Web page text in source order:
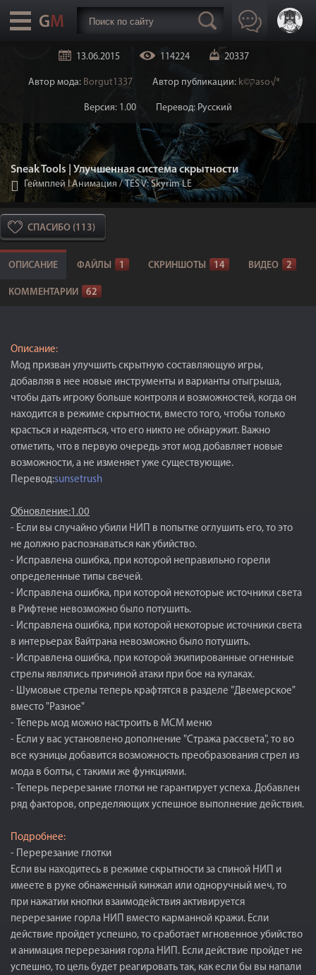
13.06.2015 114224 20337
Автор мода: Borgut1337 Автор публикации: k©קaso√®
Версия: 1.00 Перевод: Русский
Sneak Tools | Улучшенная система скрытности
Геймплей I Анимация /TES V: Skyrim LE
СПАСИБО (113)
ОПИСАНИЕ ФАЙЛЫ 1 СКРИНШОТЫ 14 ВИДЕО 2
КОММЕНТАРИИ 62
Описание:
Мод призван улучшить скрытную составляющую игры,
добавляя в нее новые инструменты и варианты отыгрыша,
чтобы дать игроку больше контроля и возможностей, когда он
находится в режиме скрытности, вместо того, чтобы только
красться и надеяться, что его никто не обнаружит. Важно
отметить, что в первую очередь этот мод добавляет новые
возможности, а не изменяет уже существующие.
Перевод:sunsetrush
Обновление:1.00
- Если вы случайно убили НИП в попытке оглушить его, то это
не должно распознаваться как убийство.
- Исправлена ошибка, при которой неправильно горели
определенные типы свечей.
- Исправлена ошибка, при которой некоторые источники света
в Рифтене невозможно было потушить.
- Исправлена ошибка, при которой некоторые источники света
в интерьерах Вайтрана невозможно было потушить.
- Исправлена ошибка, при которой экипированные огненные
стрелы являлись причиной атаки при бое на кулаках.
- Шумовые стрелы теперь крафтятся в разделе "Двемерское"
вместо "Разное"
- Теперь мод можно настроить в МСМ меню
- Если у вас установлено дополнение "Стража рассвета", то во
все кузницы добавится возможность преобразования стрел из
мода в болты, с такими же функциями.
- Теперь перерезание глотки не гарантирует успеха. Добавлен
ряд факторов, определяющих успешное выполнение действия.
Подробнее:
- Перерезание глотки
Если вы находитесь в режиме скрытности за спиной НИП и
имеете в руке обнаженный кинжал или одноручный меч, то
при нажатии кнопки взаимодействия активируется
перерезание горла НИП вместо карманной кражи. Если
действие пройдет успешно, то сработает мгновенное убийство
и анимация перерезания горла НИП. Если действие пройдет не
успешно, то цель будет реагировать так, как если бы вы напали